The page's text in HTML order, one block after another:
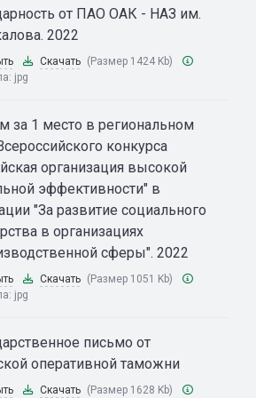
от ПАО ОАК - НАЗ им.
2022
Скачать (Размер 1424 Kb)
jpg
за 1 место в региональном
конкурса
организация высокой
эффективности" в
"За развитие социального
в организациях
сферы". 2022
Скачать (Размер 1051 Kb)
jpg
письмо от
оперативной таможни
Скачать (Размер 1628 Kb)